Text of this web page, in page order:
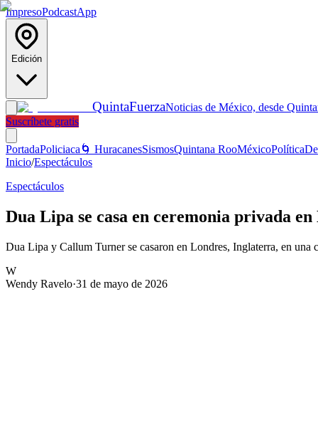
ImpresoPodcastApp
Edición
QuintaFuerzaNoticias de México, desde
Suscríbete gratis
PortadaPoliciaca 🌀 HuracanesSismosQuintana RooMéxicoPolítica
Inicio/Espectáculos
Espectáculos
Dua Lipa se casa en ceremonia privada
Dua Lipa y Callum Turner se casaron en Londres, Inglaterra, en una
W
Wendy Ravelo·31 de mayo de 2026